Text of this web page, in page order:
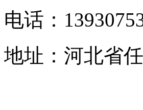
电话：
地址：河北省